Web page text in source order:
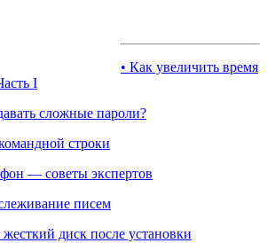
• Как увеличить время
I
сложные пароли?
строки
— советы экспертов
писем
диск после установки